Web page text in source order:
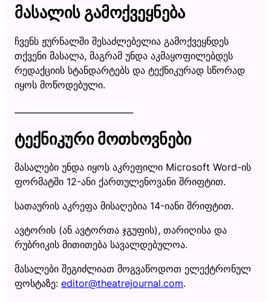
მასალის გამოქვეყნება
ჩვენს ჟურნალში შესაძლებელია გამოქვეყნდეს
თქვენი მასალა, მაგრამ უნდა აკმაყოფილებდეს
რედაქციის სტანდარტებს და ტექნიკურად სწორად
იყოს მოწოდებული.
ტექნიკური მოთხოვნები
მასალები უნდა იყოს აკრეფილი Microsoft Word-ის
ფორმატში 12-ანი ქართულენოვანი შრიფტით.
სათაურის აკრეფა მისაღებია 14-იანი შრიფტით.
ავტორის (ან ავტორთა ჯგუფის), თარიღისა და
რუბრიკის მითითება სავალდებულოა.
მასალები შეგიძლიათ მოგვაწოდოთ ელექტრონულ
ფოსტაზე: editor@theatrejournal.com.